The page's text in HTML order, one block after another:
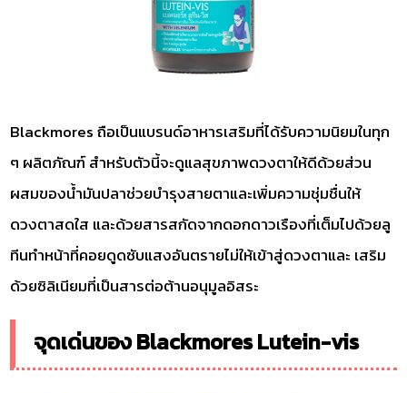
Blackmores ถือเป็นแบรนด์อาหารเสริมที่ได้รับความนิยมในทุก
ๆ ผลิตภัณฑ์ สำหรับตัวนี้จะดูแลสุขภาพดวงตาให้ดีด้วยส่วน
ผสมของน้ำมันปลาช่วยบำรุงสายตาและเพิ่มความชุ่มชื่นให้
ดวงตาสดใส และด้วยสารสกัดจากดอกดาวเรืองที่เต็มไปด้วยลู
ทีนทำหน้าที่คอยดูดซับแสงอันตรายไม่ให้เข้าสู่ดวงตาและ เสริม
ด้วยซิลิเนียมที่เป็นสารต่อต้านอนุมูลอิสระ
จุดเด่นของ Blackmores Lutein-vis